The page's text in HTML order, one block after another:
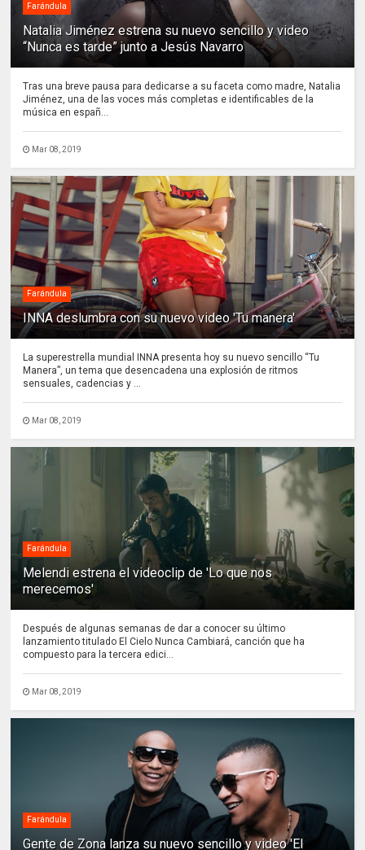
Farándula
Natalia Jiménez estrena su nuevo sencillo y video
“Nunca es tarde” junto a Jesús Navarro
Tras una breve pausa para dedicarse a su faceta como madre, Natalia
Jiménez, una de las voces más completas e identificables de la
música en españ...
Mar 08, 2019
Farándula
INNA deslumbra con su nuevo video 'Tu manera'
La superestrella mundial INNA presenta hoy su nuevo sencillo “Tu
Manera”, un tema que desencadena una explosión de ritmos
sensuales, cadencias y ...
Mar 08, 2019
Farándula
Melendi estrena el videoclip de 'Lo que nos
merecemos'
Después de algunas semanas de dar a conocer su último
lanzamiento titulado El Cielo Nunca Cambiará, canción que ha
compuesto para la tercera edici...
Mar 08, 2019
Farándula
Gente de Zona lanza su nuevo sencillo y video 'El